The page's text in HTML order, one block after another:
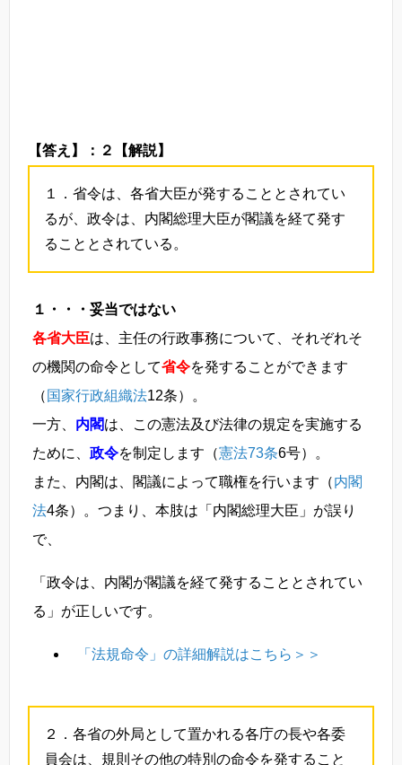
【答え】：２ 【解説】
１．省令は、各省大臣が発することとされてい
るが、政令は、内閣総理大臣が閣議を経て発す
ることとされている。
１・・・妥当ではない
各省大臣は、主任の行政事務について、それぞれそ
の機関の命令として省令を発することができます
（ 国家行政組織法12条）。
一方、 内閣は、この憲法及び法律の規定を実施する
ために、 政令を制定します（憲法73条6号）。
また、内閣は、閣議によって職権を行います（内閣
法4条）。つまり、本肢は「内閣総理大臣」が誤り
で、
「政令は、内閣が閣議を経て発することとされてい
る」が正しいです。
「法規命令」の詳細解説はこちら＞＞
２．各省の外局として置かれる各庁の長や各委
員会は、規則その他の特別の命令を発すること